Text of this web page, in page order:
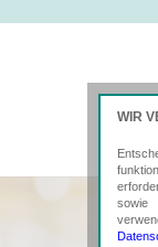
WIR
sowie